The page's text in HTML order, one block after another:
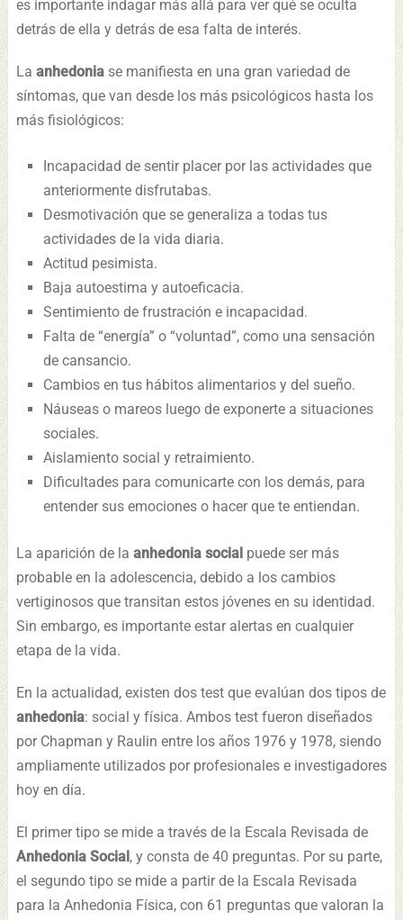
es importante indagar más allá para ver qué se oculta
detrás de ella y detrás de esa falta de interés.
La anhedonia se manifiesta en una gran variedad de
síntomas, que van desde los más psicológicos hasta los
más fisiológicos:
Incapacidad de sentir placer por las actividades que
anteriormente disfrutabas.
Desmotivación que se generaliza a todas tus
actividades de la vida diaria.
Actitud pesimista.
Baja autoestima y autoeficacia.
Sentimiento de frustración e incapacidad.
Falta de “energía” o “voluntad”, como una sensación
de cansancio.
Cambios en tus hábitos alimentarios y del sueño.
Náuseas o mareos luego de exponerte a situaciones
sociales.
Aislamiento social y retraimiento.
Dificultades para comunicarte con los demás, para
entender sus emociones o hacer que te entiendan.
La aparición de la anhedonia social puede ser más
probable en la adolescencia, debido a los cambios
vertiginosos que transitan estos jóvenes en su identidad.
Sin embargo, es importante estar alertas en cualquier
etapa de la vida.
En la actualidad, existen dos test que evalúan dos tipos de
anhedonia: social y física. Ambos test fueron diseñados
por Chapman y Raulin entre los años 1976 y 1978, siendo
ampliamente utilizados por profesionales e investigadores
hoy en día.
El primer tipo se mide a través de la Escala Revisada de
Anhedonia Social , y consta de 40 preguntas. Por su parte,
el segundo tipo se mide a partir de la Escala Revisada
para la Anhedonia Física, con 61 preguntas que valoran la